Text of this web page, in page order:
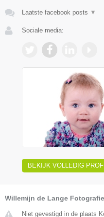
Laatste facebook posts ▼
Sociale media:
BEKIJK VOLLEDIG
Willemijn de Lange Fotografie
Niet gevestigd in de plaats